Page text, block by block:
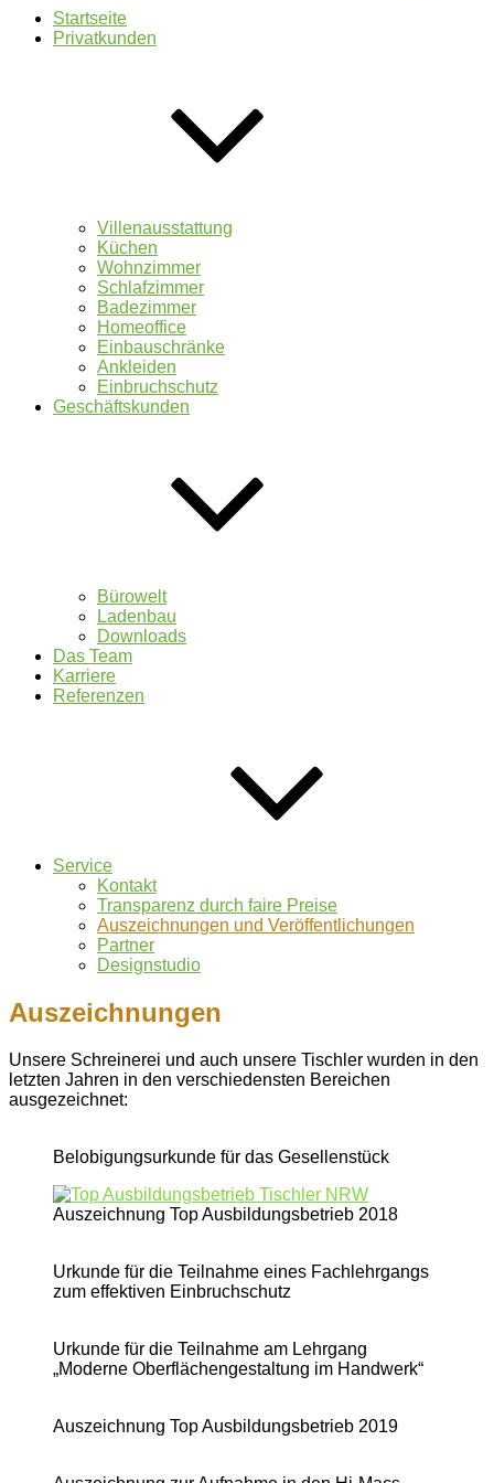
Startseite
Privatkunden
Villenausstattung
Küchen
Wohnzimmer
Schlafzimmer
Badezimmer
Homeoffice
Einbauschränke
Ankleiden
Einbruchschutz
Geschäftskunden
Bürowelt
Ladenbau
Downloads
Das Team
Karriere
Referenzen
Service
Kontakt
Transparenz durch faire Preise
Auszeichnungen und Veröffentlichungen
Partner
Designstudio
Auszeichnungen
Unsere Schreinerei und auch unsere Tischler wurden in den
letzten Jahren in den verschiedensten Bereichen
ausgezeichnet:
Belobigungsurkunde für das Gesellenstück
Auszeichnung Top Ausbildungsbetrieb 2018
Urkunde für die Teilnahme eines Fachlehrgangs
zum effektiven Einbruchschutz
Urkunde für die Teilnahme am Lehrgang
„Moderne Oberflächengestaltung im Handwerk“
Auszeichnung Top Ausbildungsbetrieb 2019